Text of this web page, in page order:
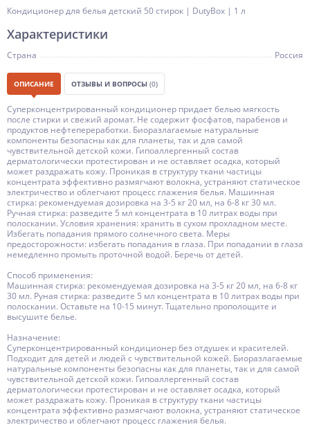
Кондиционер для белья детский 50 стирок | DutyBox | 1 л
Характеристики
Страна Россия
ОПИСАНИЕ ОТЗЫВЫ И ВОПРОСЫ (0)
Суперконцентрированный кондиционер придает белью мягкость
после стирки и свежий аромат. Не содержит фосфатов, парабенов и
продуктов нефтепереработки. Биоразлагаемые натуральные
компоненты безопасны как для планеты, так и для самой
чувствительной детской кожи. Гипоаллергенный состав
дерматологически протестирован и не оставляет осадка, который
может раздражать кожу. Проникая в структуру ткани частицы
концентрата эффективно размягчают волокна, устраняют статическое
электричество и облегчают процесс глажения белья. Машинная
стирка: рекомендуемая дозировка на 3-5 кг 20 мл, на 6-8 кг 30 мл.
Ручная стирка: разведите 5 мл концентрата в 10 литрах воды при
полоскании. Условия хранения: хранить в сухом прохладном месте.
Избегать попадания прямого солнечного света. Меры
предосторожности: избегать попадания в глаза. При попадании в глаза
немедленно промыть проточной водой. Беречь от детей.
Способ применения:
Машинная стирка: рекомендуемая дозировка на 3-5 кг 20 мл, на 6-8 кг
30 мл. Руная стирка: разведите 5 мл концентрата в 10 литрах воды при
полоскании. Оставьте на 10-15 минут. Тщательно прополощите и
высушите белье.
Назначение:
Суперконцентрированный кондиционер без отдушек и красителей.
Подходит для детей и людей с чувствительной кожей. Биоразлагаемые
натуральные компоненты безопасны как для планеты, так и для самой
чувствительной детской кожи. Гипоаллергенный состав
дерматологически протестирован и не оставляет осадка, который
может раздражать кожу. Проникая в структуру ткани частицы
концентрата эффективно размягчают волокна, устраняют статическое
электричество и облегчают процесс глажения белья.